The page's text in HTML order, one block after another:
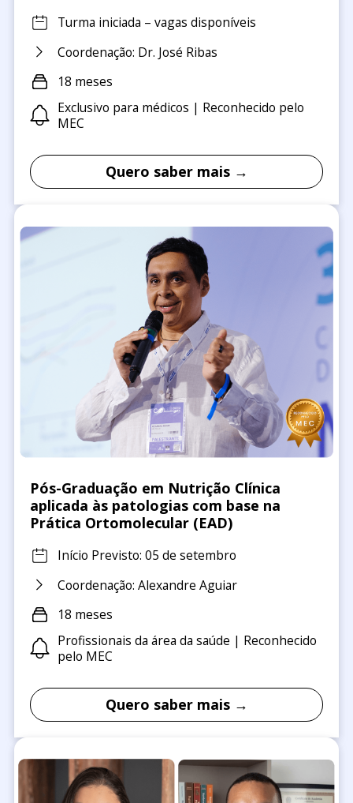
Turma iniciada – vagas disponíveis
Coordenação: Dr. José Ribas
18 meses
Exclusivo para médicos | Reconhecido pelo
MEC
Quero saber mais →
Pós-Graduação em Nutrição Clínica
aplicada às patologias com base na
Prática Ortomolecular (EAD)
Início Previsto: 05 de setembro
Coordenação: Alexandre Aguiar
18 meses
Profissionais da área da saúde | Reconhecido
pelo MEC
Quero saber mais →